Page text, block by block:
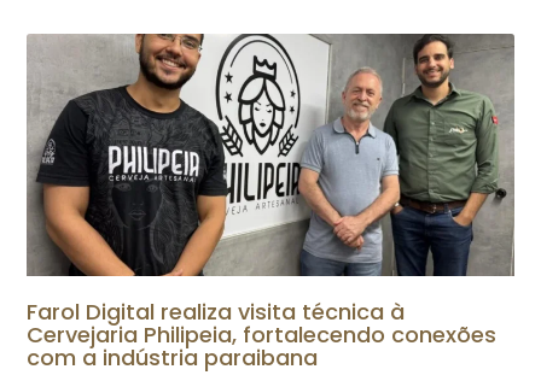
Farol Digital realiza visita técnica à
Cervejaria Philipeia, fortalecendo conexões
com a indústria paraibana